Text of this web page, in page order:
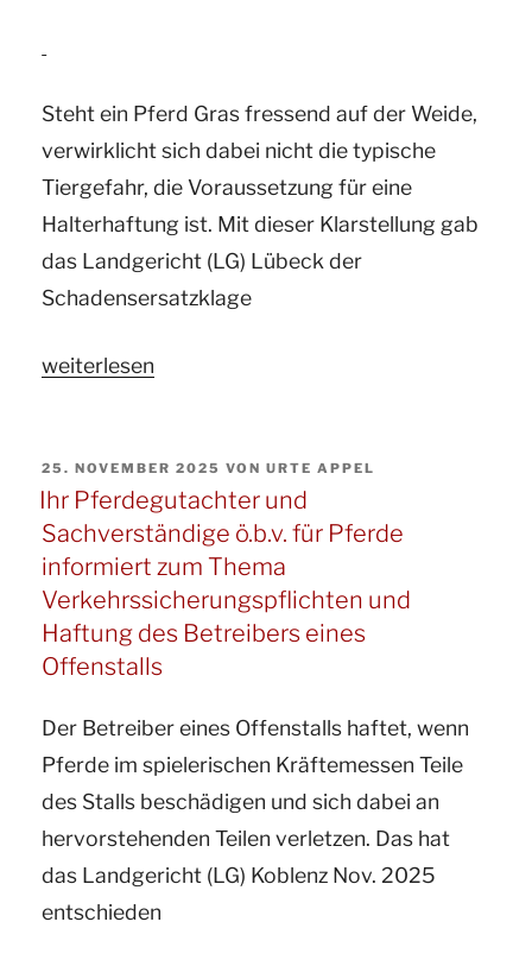
die
Tierhalterhaftung,
wenn
ein
Pony
beim
auf
der
Tierärztin
fällt?“
Steht ein Pferd Gras fressend auf der Weide,
verwirklicht sich dabei nicht die typische
Tiergefahr, die Voraussetzung für eine
Halterhaftung ist. Mit dieser Klarstellung gab
das Landgericht (LG) Lübeck der
Schadensersatzklage
„Ihr
ö.b.v.
Sachverständige
für
Pferde
informiert
zum
Konkurrierende
Tierhalterhaftung
–
passiv
verhaltenes
Pferd
weiterlesen
VERÖFFENTLICHT
AM
25. NOVEMBER 2025 VONURTE APPEL
Ihr Pferdegutachter und
Sachverständige ö.b.v. für Pferde
informiert zum Thema
Verkehrssicherungspflichten und
Haftung des Betreibers eines
Offenstalls
Der Betreiber eines Offenstalls haftet, wenn
Pferde im spielerischen Kräftemessen Teile
des Stalls beschädigen und sich dabei an
hervorstehenden Teilen verletzen. Das hat
das Landgericht (LG) Koblenz Nov. 2025
entschieden